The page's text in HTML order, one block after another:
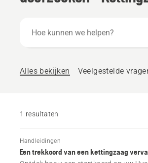
kunnen
Alles bekijken
Veelgestelde
1 resultaten
Handleidingen
Een trekkoord van een kettingzaag